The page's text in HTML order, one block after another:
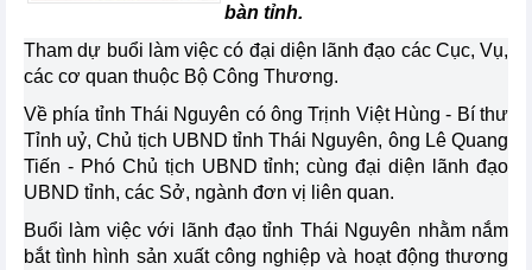
bàn tỉnh.
Tham dự buổi làm việc có đại diện lãnh đạo các Cục, Vụ,
các cơ quan thuộc Bộ Công Thương.
Về phía tỉnh Thái Nguyên có ông Trịnh Việt Hùng - Bí thư
Tỉnh uỷ, Chủ tịch UBND tỉnh Thái Nguyên, ông Lê Quang
Tiến - Phó Chủ tịch UBND tỉnh; cùng đại diện lãnh đạo
UBND tỉnh, các Sở, ngành đơn vị liên quan.
Buổi làm việc với lãnh đạo tỉnh Thái Nguyên nhằm nắm
bắt tình hình sản xuất công nghiệp và hoạt động thương